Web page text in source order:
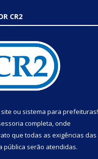
CR2
ou sistema para prefeituras!
completa, onde
que todas as exigências das
pública serão atendidas.